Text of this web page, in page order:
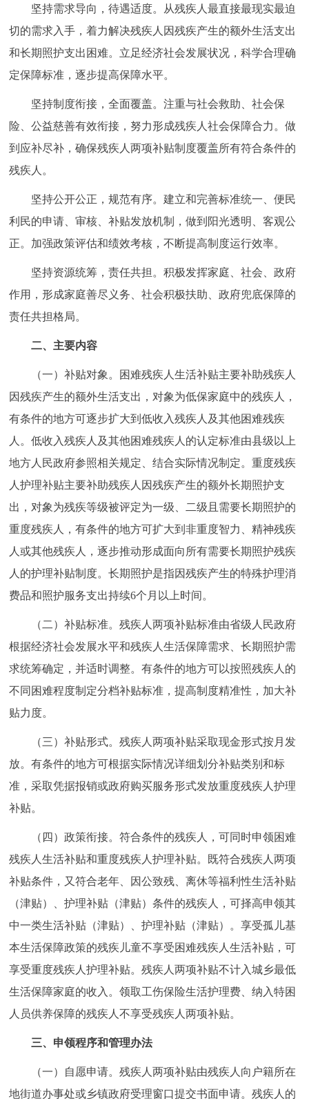
ENGLISH 한국어 日本語
DEUTSCH FRANÇAIS РУССКИЙ ЯЗЫК
ESPAÑOL العربية PORTUGUÊS
坚持需求导向，待遇适度。从残疾人最直接最现实最迫
切的需求入手，着力解决残疾人因残疾产生的额外生活支出
和长期照护支出困难。立足经济社会发展状况，科学合理确
定保障标准，逐步提高保障水平。
坚持制度衔接，全面覆盖。注重与社会救助、社会保
险、公益慈善有效衔接，努力形成残疾人社会保障合力。做
到应补尽补，确保残疾人两项补贴制度覆盖所有符合条件的
残疾人。
坚持公开公正，规范有序。建立和完善标准统一、便民
利民的申请、审核、补贴发放机制，做到阳光透明、客观公
正。加强政策评估和绩效考核，不断提高制度运行效率。
坚持资源统筹，责任共担。积极发挥家庭、社会、政府
作用，形成家庭善尽义务、社会积极扶助、政府兜底保障的
责任共担格局。
二、主要内容
（一）补贴对象。困难残疾人生活补贴主要补助残疾人
因残疾产生的额外生活支出，对象为低保家庭中的残疾人，
有条件的地方可逐步扩大到低收入残疾人及其他困难残疾
人。低收入残疾人及其他困难残疾人的认定标准由县级以上
地方人民政府参照相关规定、结合实际情况制定。重度残疾
人护理补贴主要补助残疾人因残疾产生的额外长期照护支
出，对象为残疾等级被评定为一级、二级且需要长期照护的
重度残疾人，有条件的地方可扩大到非重度智力、精神残疾
人或其他残疾人，逐步推动形成面向所有需要长期照护残疾
人的护理补贴制度。长期照护是指因残疾产生的特殊护理消
费品和照护服务支出持续6个月以上时间。
（二）补贴标准。残疾人两项补贴标准由省级人民政府
根据经济社会发展水平和残疾人生活保障需求、长期照护需
求统筹确定，并适时调整。有条件的地方可以按照残疾人的
不同困难程度制定分档补贴标准，提高制度精准性，加大补
贴力度。
（三）补贴形式。残疾人两项补贴采取现金形式按月发
放。有条件的地方可根据实际情况详细划分补贴类别和标
准，采取凭据报销或政府购买服务形式发放重度残疾人护理
补贴。
（四）政策衔接。符合条件的残疾人，可同时申领困难
残疾人生活补贴和重度残疾人护理补贴。既符合残疾人两项
补贴条件，又符合老年、因公致残、离休等福利性生活补贴
（津贴）、护理补贴（津贴）条件的残疾人，可择高申领其
中一类生活补贴（津贴）、护理补贴（津贴）。享受孤儿基
本生活保障政策的残疾儿童不享受困难残疾人生活补贴，可
享受重度残疾人护理补贴。残疾人两项补贴不计入城乡最低
生活保障家庭的收入。领取工伤保险生活护理费、纳入特困
人员供养保障的残疾人不享受残疾人两项补贴。
三、申领程序和管理办法
（一）自愿申请。残疾人两项补贴由残疾人向户籍所在
地街道办事处或乡镇政府受理窗口提交书面申请。残疾人的